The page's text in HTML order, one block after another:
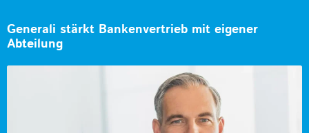
Generali stärkt Bankenvertrieb mit eigener
Abteilung